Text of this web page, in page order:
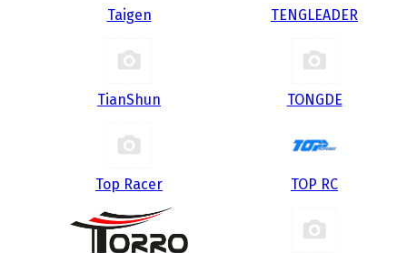
Taigen TENGLEADER
TianShun TONGDE
Top Racer TOP RC